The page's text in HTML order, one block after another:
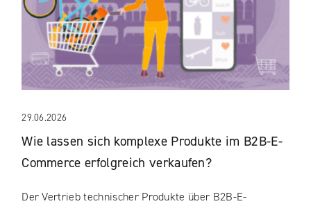
29.06.2026
Wie lassen sich komplexe Produkte im B2B-E-
Commerce erfolgreich verkaufen?
Der Vertrieb technischer Produkte über B2B-E-